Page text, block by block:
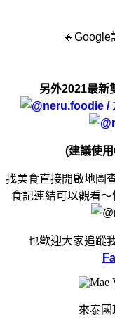
🔸Google
另外2021最新
(建議使
找美食直接開啟地圖
食記連結可以觀看
也歡迎大家追蹤
來泰國